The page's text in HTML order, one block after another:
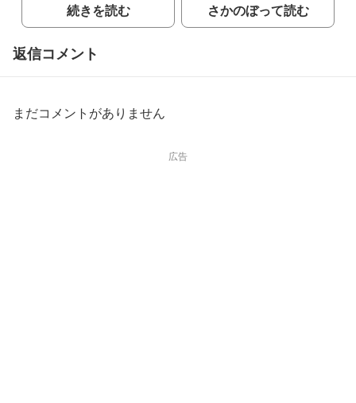
続きを読む さかのぼって読む
返信コメント
まだコメントがありません
広告